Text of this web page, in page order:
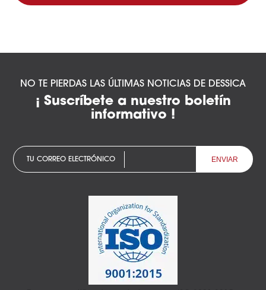
NO TE PIERDAS LAS ÚLTIMAS NOTICIAS DE DESSICA
¡ Suscríbete a nuestro boletín
informativo !
TU CORREO ELECTRÓNICO